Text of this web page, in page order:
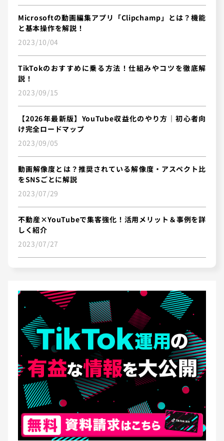
Microsoftの動画編集アプリ「Clipchamp」とは？機能
と基本操作を解説！
2023/10/04
TikTokのおすすめに乗る方法！仕組みやコツを徹底解
説！
2023/09/15
【2026年最新版】YouTube収益化のやり方｜初心者向
け完全ロードマップ
2023/09/05
動画解像度とは？推奨されている解像度・アスペクト比
をSNSごとに解説
2023/07/29
不動産×YouTubeで集客強化！活用メリット＆事例を詳
しく紹介
2023/07/27